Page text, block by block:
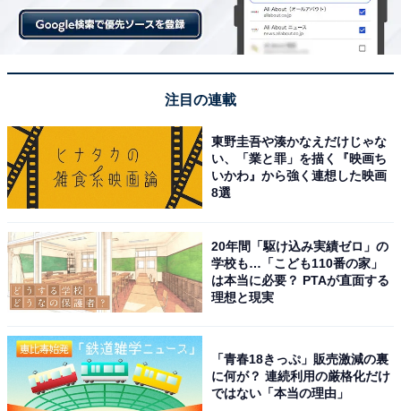
川崎市多摩区の生田緑地内にある「川崎市立日本民家
園」は、東日本各地から移築・復原した古民家を展示す
る野外博物館です。江戸時代を中心とした宿場・信越の
村・関東の村・神奈川の村・東北の村などのエリアに、
立ち並び、緑豊かな園内をめぐりながら、かつての日本
の暮らしを体感できます。
聞ける「床上公開」や、ボランティアによる30分の園内
ガイド、藍染め体験ができる伝統工芸館など、体験コン
テンツも充実。入園料は一般550円・高校大学生330円・
注目の連載
東野圭吾や湊かなえだけじゃな
い、「業と罪」を描く『映画ち
いかわ』から強く連想した映画
8選
20年間「駆け込み実績ゼロ」の
学校も…「こども110番の家」
は本当に必要？ PTAが直面する
理想と現実
「青春18きっぷ」販売激減の裏
に何が？ 連続利用の厳格化だけ
ではない「本当の理由」